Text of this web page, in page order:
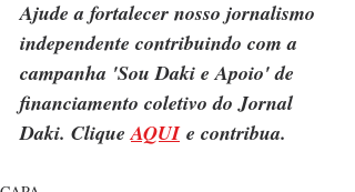
Ajude a fortalecer nosso jornalismo
independente contribuindo com a
campanha 'Sou Daki e Apoio' de
financiamento coletivo do Jornal
Daki. Clique AQUI e contribua.